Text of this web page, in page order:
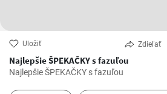
Uložiť Zdieľať
Najlepšie ŠPEKAČKY s fazuľou
Najlepšie ŠPEKAČKY s fazuľou